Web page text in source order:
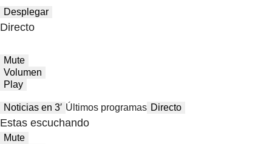
Desplegar
Directo
Mute
Volumen
Play
Noticias en 3′ Últimos programas Directo
Estas escuchando
Mute